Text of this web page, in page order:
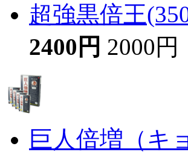
超強黒倍王
2400円 2000円
巨人倍増（キ